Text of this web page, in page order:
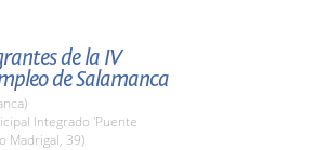
de la IV
de Salamanca
Integrado 'Puente
Madrigal, 39)